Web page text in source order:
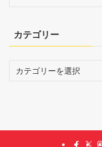
カテゴリー